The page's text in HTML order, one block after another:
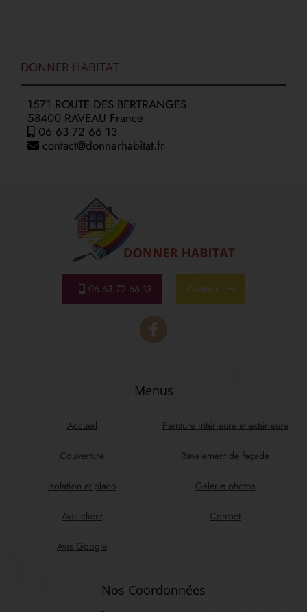
DONNER HABITAT
1571 ROUTE DES BERTRANGES
58400 RAVEAU France
06 63 72 66 13
contact@donnerhabitat.fr
06 63 72 66 13 Contact
Menus
Accueil Peinture intérieure et extérieure
Couverture Ravalement de façade
Isolation et placo Galerie photos
Avis client
Avis Google
Contact
Nos Coordonnées